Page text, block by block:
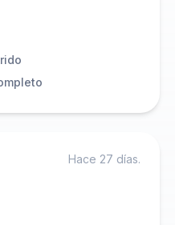
Hace 27 días.